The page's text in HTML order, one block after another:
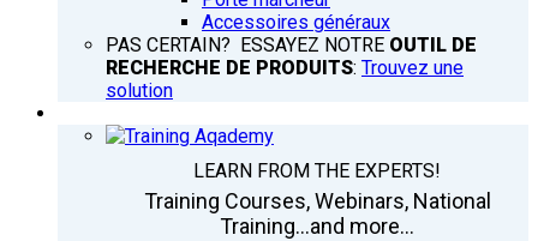
Accessoires généraux
PAS CERTAIN? ESSAYEZ NOTRE OUTIL DE
RECHERCHE DE PRODUITS: Trouvez une
solution
LEARN FROM THE EXPERTS!
Training Courses, Webinars, National
Training...and more...